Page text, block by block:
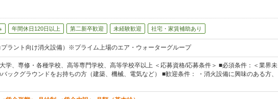
年間休日120日以上 第二新卒歓迎 未経験歓迎 社宅・家賃補助あり
プラント向け消火設備）※プライム上場のエア・ウォーターグループ
学、専修・各種学校、高等専門学校、高等学校卒以上 ＜応募資格/応募条件＞ ■必須条件：＜業界未
ックグラウンドをお持ちの方（建築、機械、電気など） ■歓迎条件： ・消火設備に興味のある方、